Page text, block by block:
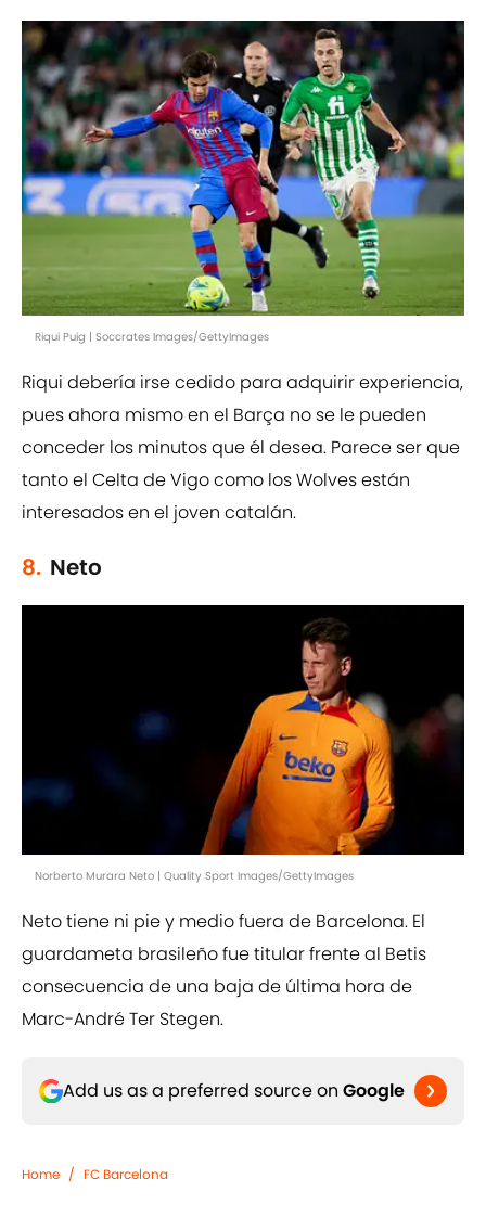
Riqui Puig | Soccrates Images/GettyImages
Riqui debería irse cedido para adquirir experiencia,
pues ahora mismo en el Barça no se le pueden
conceder los minutos que él desea. Parece ser que
tanto el Celta de Vigo como los Wolves están
interesados en el joven catalán.
8. Neto
Norberto Murara Neto | Quality Sport Images/GettyImages
Neto tiene ni pie y medio fuera de Barcelona. El
guardameta brasileño fue titular frente al Betis
consecuencia de una baja de última hora de
Marc-André Ter Stegen.
Add us as a preferred source on Google
Home / FC Barcelona